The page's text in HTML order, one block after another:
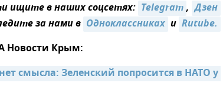
ищите в наших соцсетях: Telegram, Дзен
за нами в Одноклассниках и Rutube.
Новости Крым:
смысла: Зеленский попросится в НАТО у